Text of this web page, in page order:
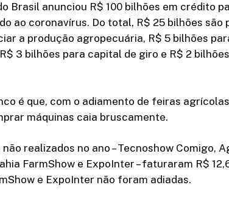
Brasil anunciou R$ 100 bilhões em crédito
ao coronavírus. Do total, R$ 25 bilhões são
a produção agropecuária, R$ 5 bilhões
3 bilhões para capital de giro e R$ 2
é que, com o adiamento de feiras
máquinas caia bruscamente.
realizados no ano – Tecnoshow Comigo,
FarmShow e ExpoInter – faturaram R$
e ExpoInter não foram adiadas.